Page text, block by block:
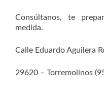
Consúltanos, te
medida.
Calle Eduardo Aguilera
29620 – Torremolinos